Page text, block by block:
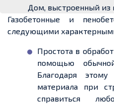
Дом, выстроенный из
Газобетонные и
следующими
Простота в
помощью
Благодаря
материала при
справиться